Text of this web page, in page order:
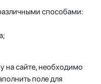
способами:
на сайте, необходимо
поле для